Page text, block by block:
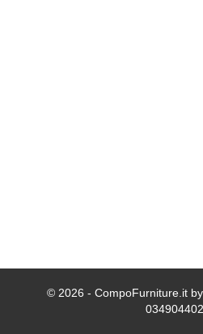
© 2026 - CompoFurniture.it